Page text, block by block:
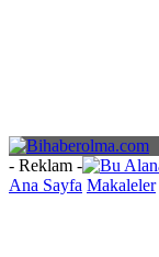
- Reklam -
Ana Sayfa Makaleler